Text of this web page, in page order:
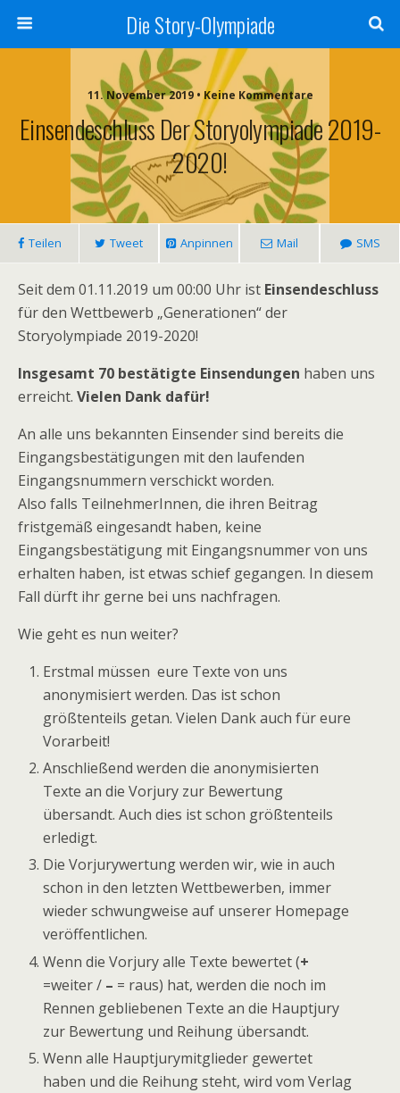
Die Story-Olympiade
11. November 2019 • Keine Kommentare
Einsendeschluss Der Storyolympiade 2019-
2020!
Teilen Tweet Anpinnen Mail SMS
Seit dem 01.11.2019 um 00:00 Uhr ist Einsendeschluss
für den Wettbewerb „Generationen“ der
Storyolympiade 2019-2020!
Insgesamt 70 bestätigte Einsendungen haben uns
erreicht. Vielen Dank dafür!
An alle uns bekannten Einsender sind bereits die
Eingangsbestätigungen mit den laufenden
Eingangsnummern verschickt worden.
Also falls TeilnehmerInnen, die ihren Beitrag
fristgemäß eingesandt haben, keine
Eingangsbestätigung mit Eingangsnummer von uns
erhalten haben, ist etwas schief gegangen. In diesem
Fall dürft ihr gerne bei uns nachfragen.
Wie geht es nun weiter?
Erstmal müssen eure Texte von uns
anonymisiert werden. Das ist schon
größtenteils getan. Vielen Dank auch für eure
Vorarbeit!
Anschließend werden die anonymisierten
Texte an die Vorjury zur Bewertung
übersandt. Auch dies ist schon größtenteils
erledigt.
Die Vorjurywertung werden wir, wie in auch
schon in den letzten Wettbewerben, immer
wieder schwungweise auf unserer Homepage
veröffentlichen.
Wenn die Vorjury alle Texte bewertet (+
=weiter / – = raus) hat, werden die noch im
Rennen gebliebenen Texte an die Hauptjury
zur Bewertung und Reihung übersandt.
Wenn alle Hauptjurymitglieder gewertet
haben und die Reihung steht, wird vom Verlag